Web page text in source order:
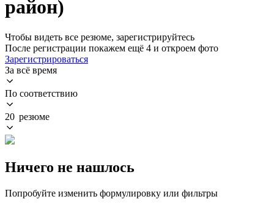
район)
Чтобы видеть все резюме, зарегистрируйтесь
После регистрации покажем ещё 4 и откроем фото
Зарегистрироваться
За всё время
По соответствию
20 резюме
Ничего не нашлось
Попробуйте изменить формулировку или фильтры